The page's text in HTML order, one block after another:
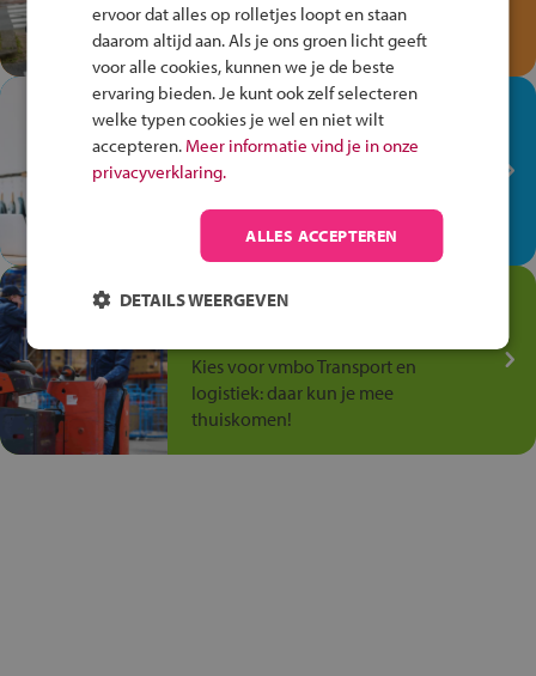
Speel het Fiets Veilig Verkeersspel
en win een Cortina-fiets!
In de winkel ben je op je
plek!
Ontdek via het vmbo jouw talent
op de winkelvloer, waar elke dag
anders is!
Jouw talent in de
Kies voor vmbo Transport en
logistiek: daar kun je mee
thuiskomen!
ervoor dat alles op rolletjes loopt en staan
daarom altijd aan. Als je ons groen licht geeft
voor alle cookies, kunnen we je de beste
ervaring bieden. Je kunt ook zelf selecteren
welke typen cookies je wel en niet wilt
accepteren. Meer informatie vind je in onze
privacyverklaring.
ALLES ACCEPTEREN
DETAILS WEERGEVEN